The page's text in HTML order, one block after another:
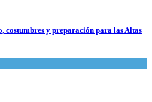
costumbres y preparación para las Altas